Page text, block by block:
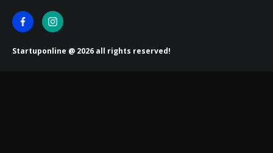
Startuponline @ 2026 all rights reserved!